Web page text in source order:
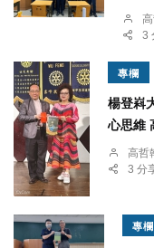
3
專欄
楊登嵙
心思維
高哲
3 分
專欄